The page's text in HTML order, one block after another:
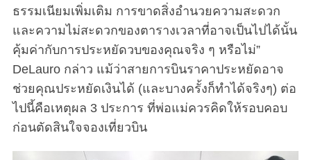
ธรรมเนียมเพิ่มเติม การขาดสิ่งอำนวยความสะดวก
และความไม่สะดวกของตารางเวลาที่อาจเป็นไปได้นั้น
คุ้มค่ากับการประหยัดวบของคุณจริง ๆ หรือไม่”
DeLauro กล่าว แม้ว่าสายการบินราคาประหยัดอาจ
ช่วยคุณประหยัดเงินได้ (และบางครั้งก็ทำได้จริงๆ) ต่อ
ไปนี้คือเหตุผล 3 ประการ ที่พ่อแม่ควรคิดให้รอบคอบ
ก่อนตัดสินใจจองเที่ยวบิน